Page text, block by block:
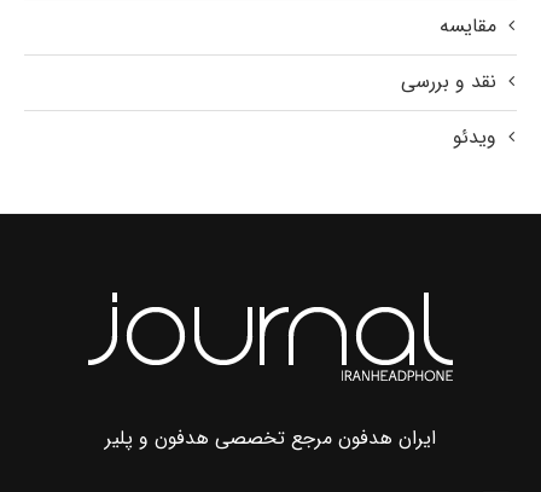
مقایسه
نقد و بررسی
ویدئو
ایران هدفون مرجع تخصصی هدفون و پلیر